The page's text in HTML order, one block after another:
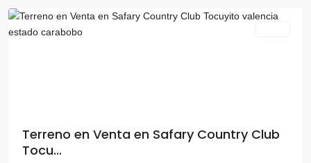
Terreno en Venta en Safary Country Club
Tocu...